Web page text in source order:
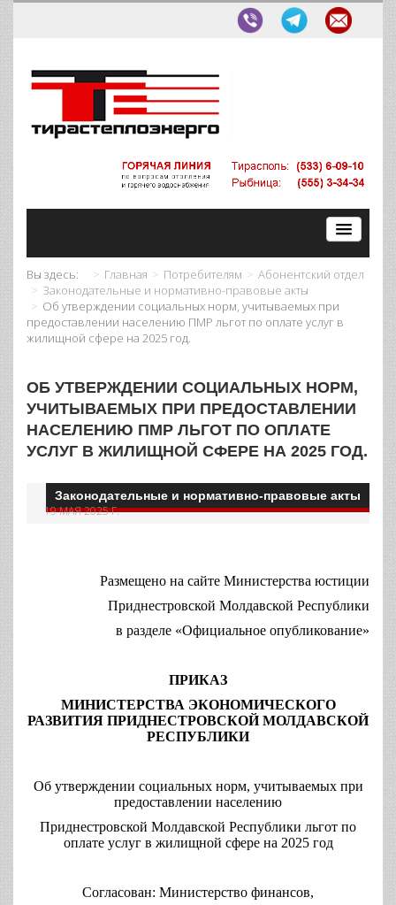
Вы здесь: Главная Потребителям
Абонентский отдел
Законодательные и нормативно-правовые акты
Об утверждении социальных норм, учитываемых при
предоставлении населению ПМР льгот по оплате услуг в
жилищной сфере на 2025 год.
ОБ УТВЕРЖДЕНИИ СОЦИАЛЬНЫХ НОРМ,
УЧИТЫВАЕМЫХ ПРИ ПРЕДОСТАВЛЕНИИ
НАСЕЛЕНИЮ ПМР ЛЬГОТ ПО ОПЛАТЕ
УСЛУГ В ЖИЛИЩНОЙ СФЕРЕ НА 2025 ГОД.
Законодательные и нормативно-правовые акты
19 МАЯ 2025 Г.
Размещено на сайте Министерства юстиции
Приднестровской Молдавской Республики
в разделе «Официальное опубликование»
ПРИКАЗ
МИНИСТЕРСТВА ЭКОНОМИЧЕСКОГО
РАЗВИТИЯ ПРИДНЕСТРОВСКОЙ МОЛДАВСКОЙ
РЕСПУБЛИКИ
Об утверждении социальных норм, учитываемых при
предоставлении населению
Приднестровской Молдавской Республики льгот по
оплате услуг в жилищной сфере на 2025 год
Согласован: Министерство финансов,